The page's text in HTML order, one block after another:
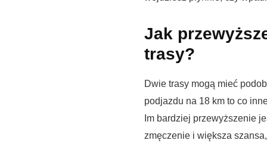
Jak
trasy?
Dwie trasy mogą mieć
podjazdu na 18 km to co
Im bardziej przewyższenie
zmęczenie i większa